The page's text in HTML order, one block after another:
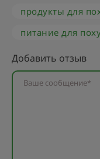
продукты для
питание для
Добавить отзыв
Ваше сообщение*